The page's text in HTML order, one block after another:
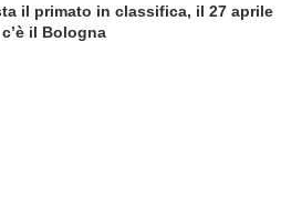
il primato in classifica, il 27 aprile
c’è il Bologna